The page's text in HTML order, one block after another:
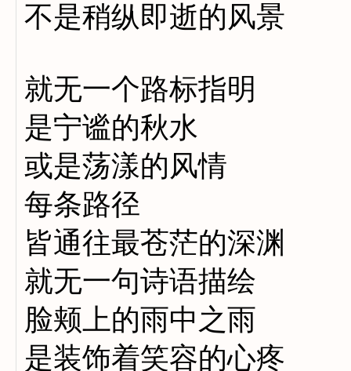
不是稍纵即逝的风景
就无一个路标指明
是宁谧的秋水
或是荡漾的风情
每条路径
皆通往最苍茫的深渊
就无一句诗语描绘
脸颊上的雨中之雨
是装饰着笑容的心疼